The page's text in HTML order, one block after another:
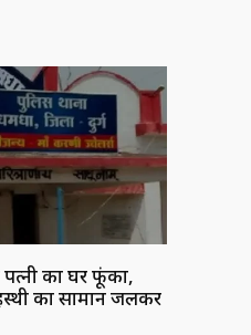
का घर फूंका,
का सामान जलकर